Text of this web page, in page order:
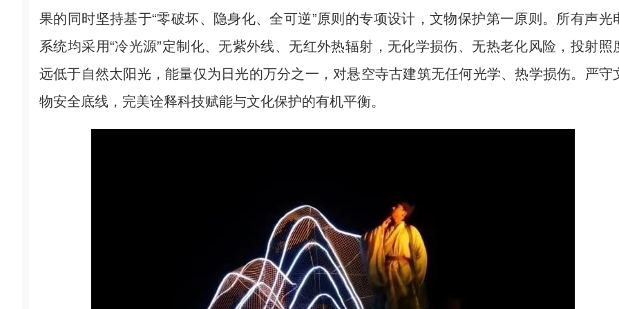
果的同时坚持基于“零破坏、隐身化、全可逆”原则的专项设计，文物保护第一原则。所有声光
系统均采用“冷光源”定制化、无紫外线、无红外热辐射，无化学损伤、无热老化风险，投射照
远低于自然太阳光，能量仅为日光的万分之一，对悬空寺古建筑无任何光学、热学损伤。严守
物安全底线，完美诠释科技赋能与文化保护的有机平衡。